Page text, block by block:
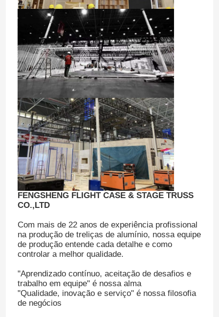
FENGSHENG FLIGHT CASE & STAGE TRUSS
CO.,LTD
Com mais de 22 anos de experiência profissional
na produção de treliças de alumínio, nossa equipe
de produção entende cada detalhe e como
controlar a melhor qualidade.
"Aprendizado contínuo, aceitação de desafios e
trabalho em equipe" é nossa alma
"Qualidade, inovação e serviço" é nossa filosofia
de negócios